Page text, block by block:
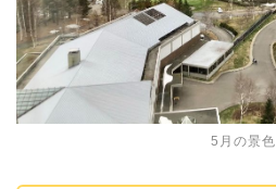
5月の景色